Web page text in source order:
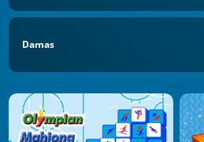
Damas